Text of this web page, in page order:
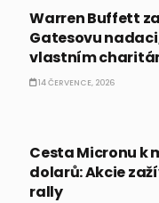
Warren Buffett
Gatesovu
vlastním
14 ČERVENCE, 2026
Cesta Micronu k
dolarů: Akcie
rally